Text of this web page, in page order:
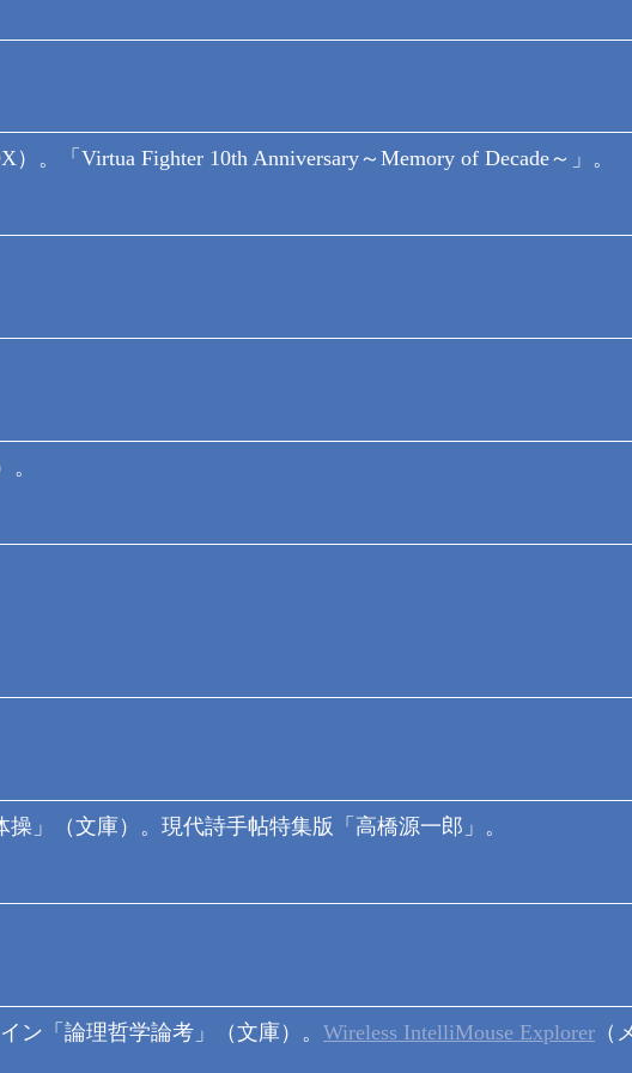
。「Virtua Fighter 10th Anniversary～Memory of Decade～」。
」（文庫）。現代詩手帖特集版「高橋源一郎」。
ン「論理哲学論考」（文庫）。 Wireless IntelliMouse Explorer （